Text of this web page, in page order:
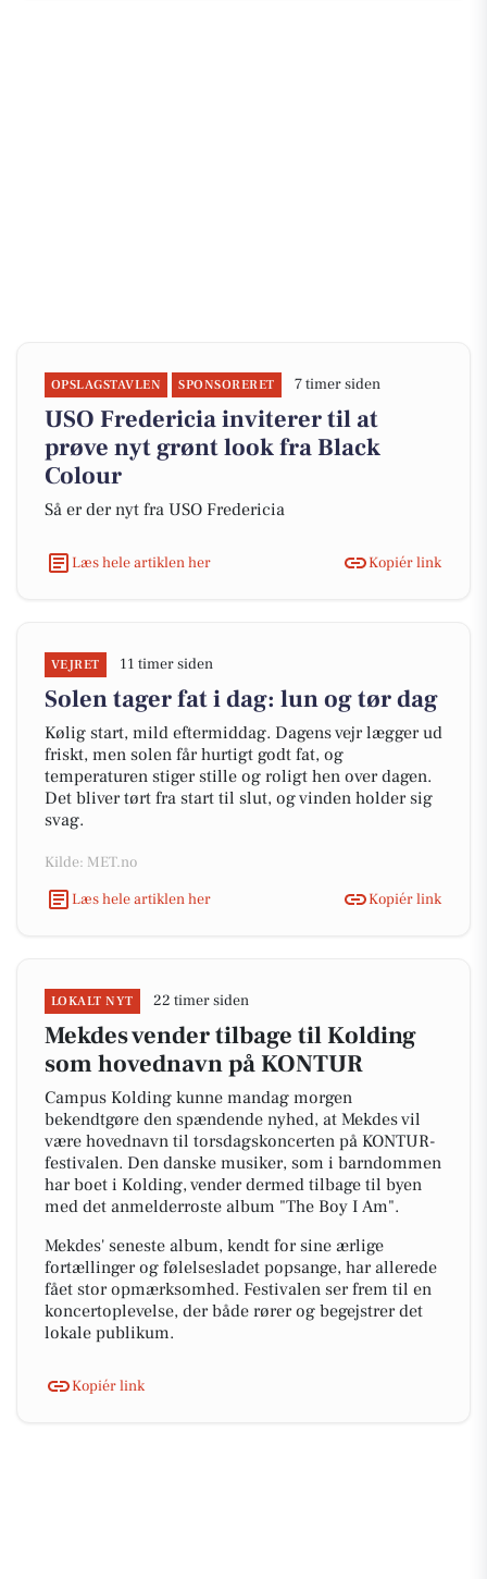
OPSLAGSTAVLEN SPONSORERET 7 timer siden
USO Fredericia inviterer til at
prøve nyt grønt look fra Black
Colour
Så er der nyt fra USO Fredericia
Læs hele artiklen her Kopiér link
VEJRET 11 timer siden
Solen tager fat i dag: lun og tør dag
Kølig start, mild eftermiddag. Dagens vejr lægger ud
friskt, men solen får hurtigt godt fat, og
temperaturen stiger stille og roligt hen over dagen.
Det bliver tørt fra start til slut, og vinden holder sig
svag.
Kilde: MET.no
Læs hele artiklen her
Kopiér link
LOKALT NYT 22 timer siden
Mekdes vender tilbage til Kolding
som hovednavn på KONTUR
Campus Kolding kunne mandag morgen
bekendtgøre den spændende nyhed, at Mekdes vil
være hovednavn til torsdagskoncerten på KONTUR-
festivalen. Den danske musiker, som i barndommen
har boet i Kolding, vender dermed tilbage til byen
med det anmelderroste album "The Boy I Am".
Mekdes' seneste album, kendt for sine ærlige
fortællinger og følelsesladet popsange, har allerede
fået stor opmærksomhed. Festivalen ser frem til en
koncertoplevelse, der både rører og begejstrer det
lokale publikum.
Kopiér link